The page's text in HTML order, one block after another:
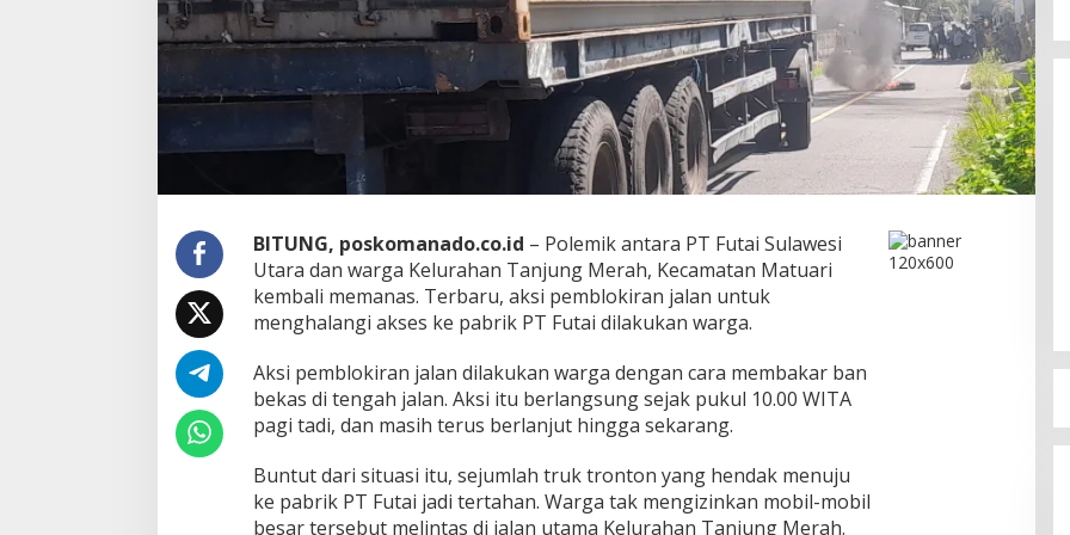
BITUNG, poskomanado.co.id – Polemik antara PT Futai Sulawesi
Utara dan warga Kelurahan Tanjung Merah, Kecamatan Matuari
kembali memanas. Terbaru, aksi pemblokiran jalan untuk
menghalangi akses ke pabrik PT Futai dilakukan warga.
Aksi pemblokiran jalan dilakukan warga dengan cara membakar ban
bekas di tengah jalan. Aksi itu berlangsung sejak pukul 10.00 WITA
pagi tadi, dan masih terus berlanjut hingga sekarang.
Buntut dari situasi itu, sejumlah truk tronton yang hendak menuju
ke pabrik PT Futai jadi tertahan. Warga tak mengizinkan mobil-mobil
besar tersebut melintas di jalan utama Kelurahan Tanjung Merah.
Kapolres Bitung jadi Pembicara di
Rakor KPU terkait Persiapan
Verifikasi Partai Politik
Di Berita, Bitung, Daerah, Politik